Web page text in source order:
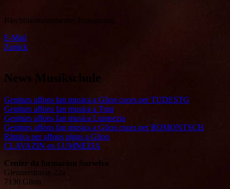
Blechblasinstrumente, Brassorama
E-Mail
Zurück
News Musikschule
Geniturs affons fan musica a Glion cuors per TUDESTG
Geniturs affons fan musica a Trun
Geniturs affons fan musica Lumnezia
Geniturs affons fan musica a Glion cuors per ROMONTSCH
Ritmica per affons pigns a Glion
CLAVAZIN en LUMNEZIA
Center da formaziun Surselva
Glennerstrasse 22a
7130 Glion